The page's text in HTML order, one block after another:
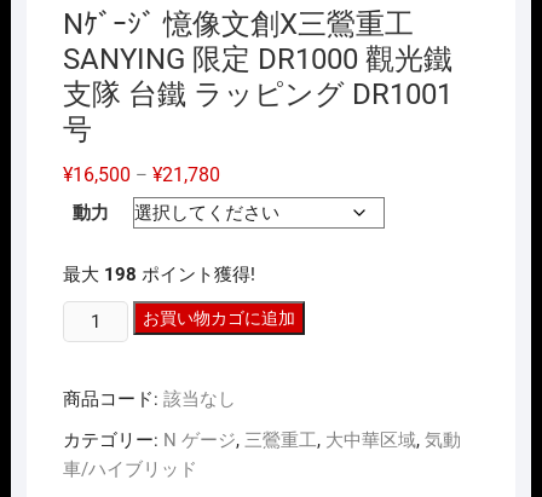
Nｹﾞｰｼﾞ 憶像文創X三鶯重工
SANYING 限定 DR1000 觀光鐵
支隊 台鐵 ラッピング DR1001
号
¥16,500 – ¥21,780価
帯:
¥16,500
¥21,780
動力
最大 198 ポイント獲得!
ｹﾞ
ｼﾞ
憶
像
お買い物カゴに追加
商品コード: 該当なし
カテゴリー: N ゲージ, 三鶯重工, 大中華区域, 気動
車/ハイブリッド